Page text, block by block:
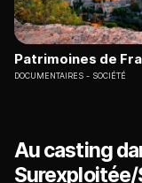
Patrimoines de
DOCUMENTAIRES SOCIÉTÉ
Au casting
Surexploitée/